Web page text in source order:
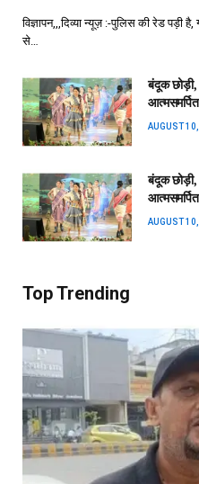
विज्ञापन,,,दिव्या न्यूज़ :-पुलिस की रेड पड़ी है,
से…
बंदूक छोड़ी,
AUGUST
बंदूक छोड़ी,
AUGUST
Top Trending